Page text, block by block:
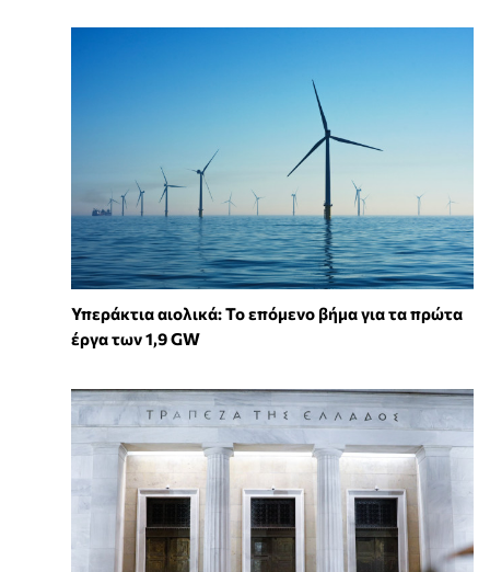
Υπεράκτια αιολικά: Το επόμενο βήμα για τα πρώτα
έργα των 1,9 GW